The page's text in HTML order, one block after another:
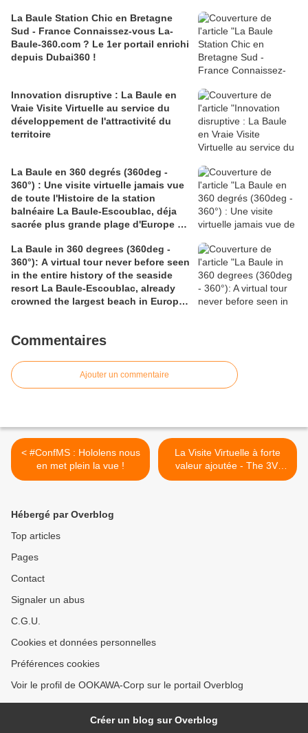
La Baule Station Chic en Bretagne
Sud - France Connaissez-vous La-
Baule-360.com ? Le 1er portail enrichi
depuis Dubai360 !
Innovation disruptive : La Baule en
Vraie Visite Virtuelle au service du
développement de l'attractivité du
territoire
La Baule en 360 degrés (360deg -
360°) : Une visite virtuelle jamais vue
de toute l'Histoire de la station
balnéaire La Baule-Escoublac, déja
sacrée plus grande plage d'Europe et
La Baule in 360 degrees (360deg -
360°): A virtual tour never before seen
in the entire history of the seaside
resort La Baule-Escoublac, already
crowned the largest beach in Europe
Commentaires
Ajouter un commentaire
< #ConfMS : Hololens nous
en met plein la vue !
La Visite Virtuelle à forte
valeur ajoutée - The 3V-
Vraie-Visite-Virtuelle-
Hébergé par Overblog
Top articles
Pages
Contact
Signaler un abus
C.G.U.
Cookies et données personnelles
Préférences cookies
Voir le profil de OOKAWA-Corp sur le portail Overblog
Créer un blog sur Overblog